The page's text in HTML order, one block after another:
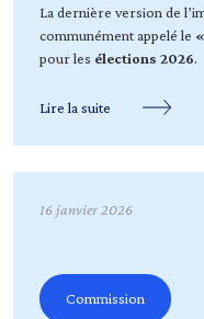
La dernière version de
communément appelé le
pour les élections 2026.
Lire la suite
16 janvier 2026
Commission